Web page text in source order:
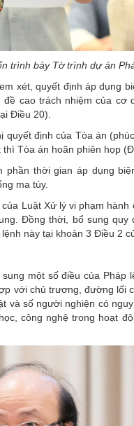
trình bày Tờ trình dự án
xét, quyết định áp dụng
cao trách nhiệm của cơ
Điều 20).
định của Tòa án
Tòa án hoãn phiên họp
thời gian áp dụng
ma túy.
Luật Xử lý vi phạm
Đồng thời, bổ sung quy
này tại khoản 3 Điều 2
một số điều của Pháp
với chủ trương, đường lối
và số người nghiện có
công nghệ trong hoạt